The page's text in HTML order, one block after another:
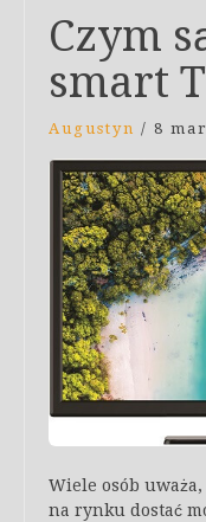
Czym
smart
Augustyn / 8
Wiele osób
na rynku dostać